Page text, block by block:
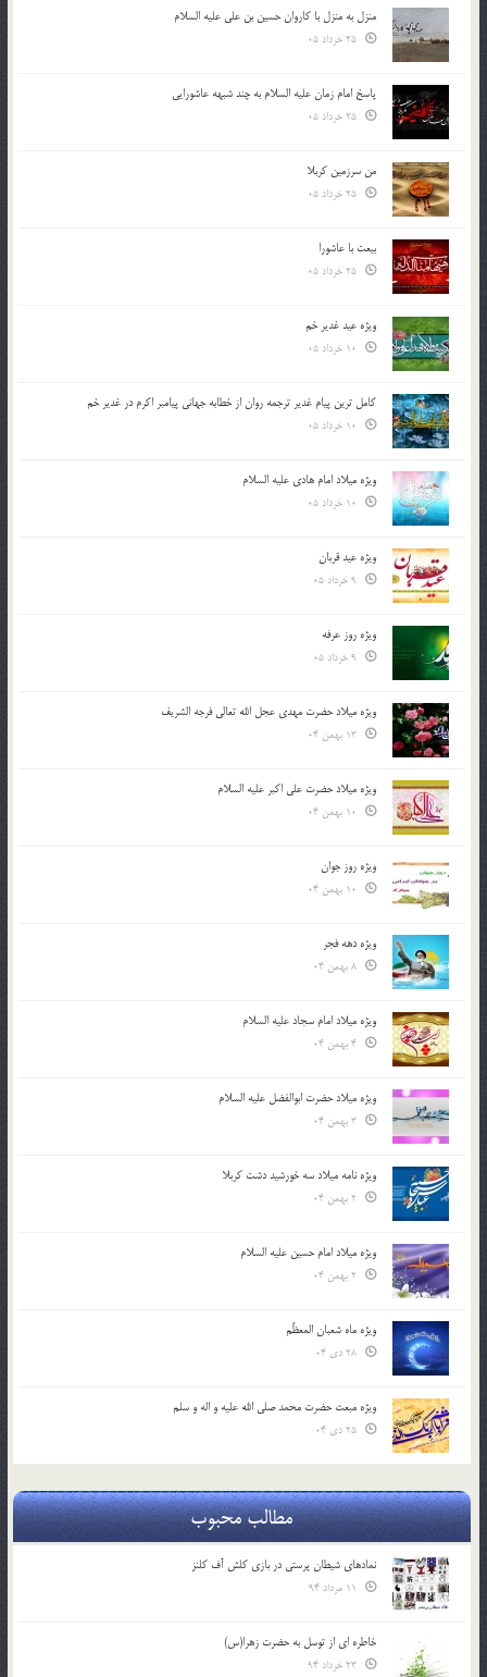
منزل به منزل با کاروان حسین بن علی علیه السلام
پاسخ امام زمان علیه السلام به چند شبهه عاشورایی
من سرزمین کربلا
بیعت با عاشورا
ویژه عید غدیر خم
کامل ترین پیام غدیر ترجمه روان از خطابه جهانی پیامبر اکرم در غدیر خم
ویژه میلاد امام هادی علیه السلام
ویژه عید قربان
ویژه روز عرفه
ویژه میلاد حضرت مهدی عجل الله تعالی فرجه الشريف
ویژه میلاد حضرت علی اکبر علیه السلام
ویژه روز جوان
ویژه دهه فجر
ویژه میلاد امام سجاد علیه السلام
ویژه میلاد حضرت ابوالفضل علیه السلام
ویژه نامه میلاد سه خورشید دشت کربلا
ویژه میلاد امام حسین علیه السلام
ویژه ماه شعبان المعظّم
ویژه مبعث حضرت محمد صلی الله علیه و اله و سلم
مطالب محبوب
نمادهای شیطان پرستی در بازی کلش آف کلنز
خاطره ای از توسل به حضرت زهرا(س)